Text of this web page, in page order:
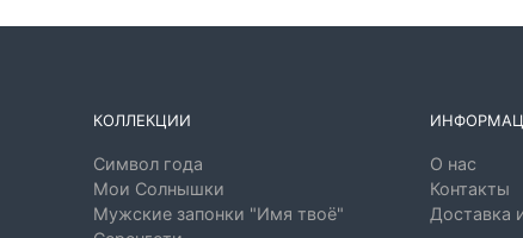
КОЛЛЕКЦИИ
Символ года
Мои Солнышки
Мужские запонки "Имя твоё"
О нас
Контакты
Доставка